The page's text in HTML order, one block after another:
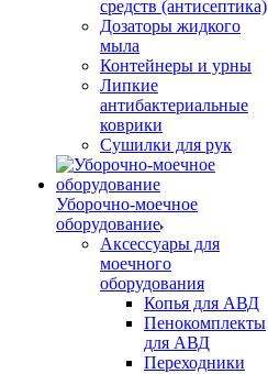
средств (антисептика)
Дозаторы жидкого
мыла
Контейнеры и урны
Липкие
антибактериальные
коврики
Сушилки для рук
Уборочно-моечное
оборудование
Аксессуары для
моечного
оборудования
Копья для АВД
Пенокомплекты
для АВД
Переходники